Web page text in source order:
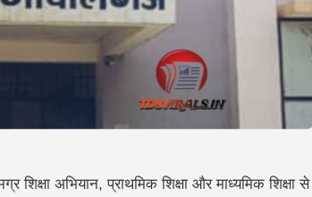
अभियान, प्राथमिक शिक्षा और माध्यमिक शिक्षा से